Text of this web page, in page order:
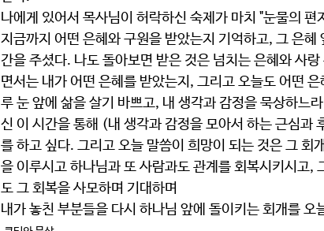
나에게 있어서 목사님이 허락하신 숙제가 마치 "눈물의
지금까지 어떤 은혜와 구원을 받았는지 기억하고, 그 은혜
간을 주셨다. 나도 돌아보면 받은 것은 넘치는 은혜와 사
면서는 내가 어떤 은혜를 받았는지, 그리고 오늘도 어떤
루 눈 앞에 삶을 살기 바쁘고, 내 생각과 감정을 묵상하느
신 이 시간을 통해 (내 생각과 감정을 모아서 하는 근심과
를 하고 싶다. 그리고 오늘 말씀이 희망이 되는 것은 그
을 이루시고 하나님과 또 사람과도 관계를 회복시키시고,
도 그 회복을 사모하며 기대하며
내가 놓친 부분들을 다시 하나님 앞에 돌이키는 회개를 오